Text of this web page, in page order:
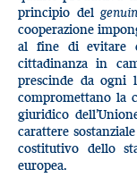
principio del
cooperazione
al fine di evitare
cittadinanza in
prescinde da ogni
compromettano la
giuridico
carattere
costitutivo dello
europea.